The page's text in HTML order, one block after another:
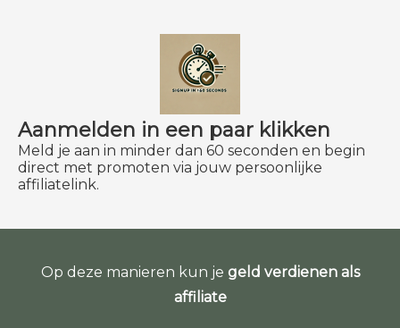
Aanmelden in een paar klikken
Meld je aan in minder dan 60 seconden en begin
direct met promoten via jouw persoonlijke
affiliatelink.
Op deze manieren kun je geld verdienen als
affiliate